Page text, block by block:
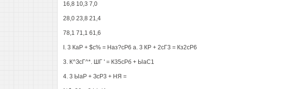
16,8 10,3 7,0
28,0 23,8 21,4
78,1 71,1 61,6
I. 3 КаР + $с% = Наз?сР6 а. 3 КР + 2сГ3 = Кз2сР6
3. К^ЗсГ^*. ШГ ' = К35сРб + ЫаС1
4. 3 ЫаР + ЗсР3 + НЯ =